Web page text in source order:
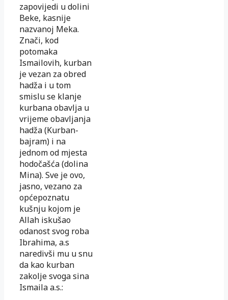
zapovijedi u dolini
Beke, kasnije
nazvanoj Meka.
Znači, kod
potomaka
Ismailovih, kurban
je vezan za obred
hadža i u tom
smislu se klanje
kurbana obavlja u
vrijeme obavljanja
hadža (Kurban-
bajram) i na
jednom od mjesta
hodočašća (dolina
Mina). Sve je ovo,
jasno, vezano za
općepoznatu
kušnju kojom je
Allah iskušao
odanost svog roba
Ibrahima, a.s
naredivši mu u snu
da kao kurban
zakolje svoga sina
Ismaila a.s.: